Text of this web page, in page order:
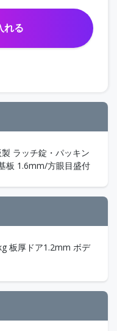
れる
ラッチ錠・パッキン
板 1.6mm/方眼目盛付
板厚ドア1.2mm ボデ